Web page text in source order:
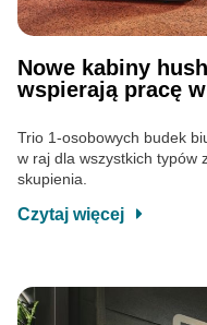
Nowe kabiny
wspierają pracę
Trio 1-osobowych budek
w raj dla wszystkich typów
skupienia.
Czytaj więcej